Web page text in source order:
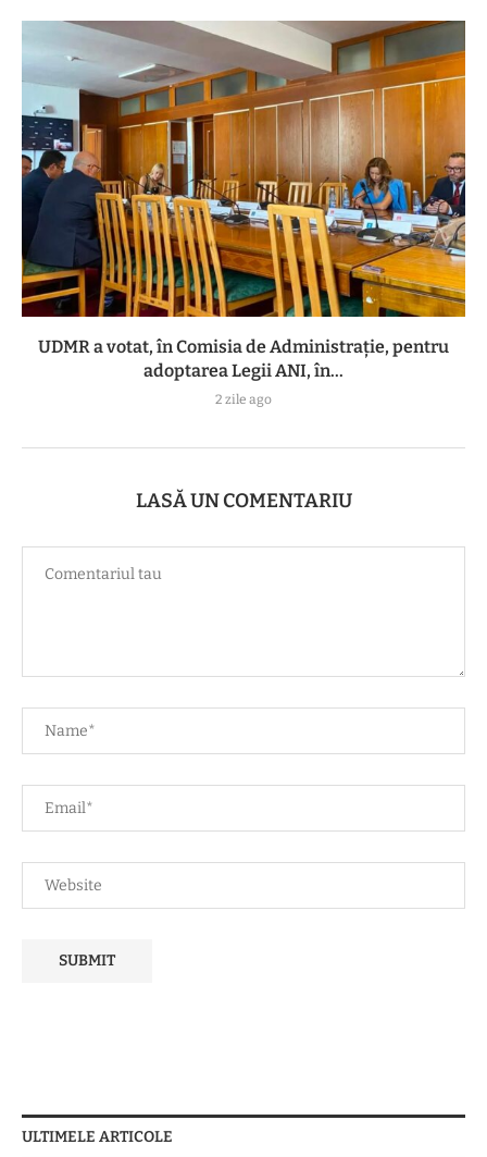
UDMR a votat, în Comisia de Administrație, pentru
adoptarea Legii ANI, în...
2 zile ago
LASĂ UN COMENTARIU
ULTIMELE ARTICOLE